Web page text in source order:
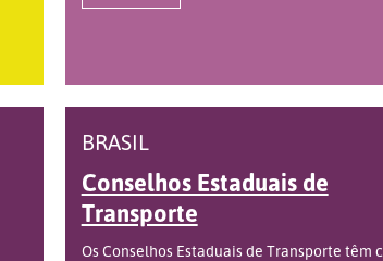
BRASIL
Conselhos Estaduais de
Transporte
Os Conselhos Estaduais de Transporte têm